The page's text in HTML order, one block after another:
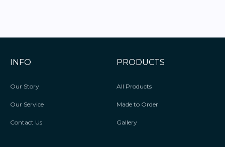
INFO
Our Story
Our Service
Contact Us
PRODUCTS
All Products
Made to Order
Gallery